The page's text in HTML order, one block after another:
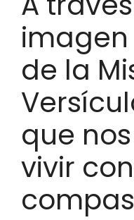
imagen
de la
que
vivir con